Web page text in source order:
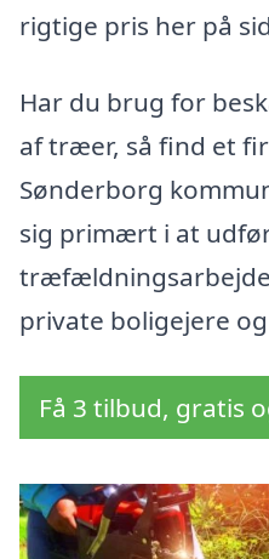
rigtige pris her på
Har du brug for
af træer, så find et
Sønderborg
sig primært i at
private boligejere
Få 3 tilbud, gratis